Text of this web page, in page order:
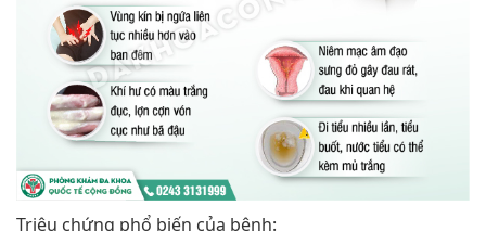
Triệu chứng phổ biến của bệnh:
Ngứa ngáy ở vùng kín
Dịch tiết âm đạo đặc, đục giống bã đậu